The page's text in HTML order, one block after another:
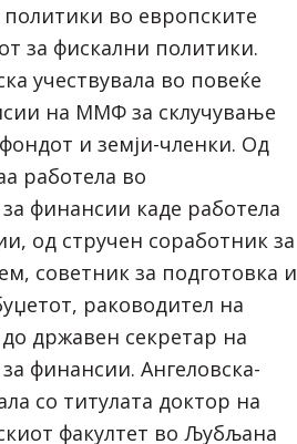
во европските
за фискални политики.
учествувала во повеќе
на ММФ за склучување
и земји-членки. Од
работела во
финансии каде работела
од стручен соработник за
советник за подготовка и
раководител на
државен секретар на
финансии. Ангеловска-
со титулата доктор на
факултет во Љубљана